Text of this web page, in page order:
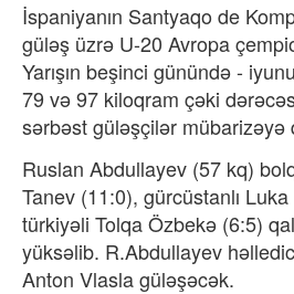
İspaniyanın Santyaqo de
güləş üzrə U-20 Avropa
Yarışın beşinci günündə -
79 və 97 kiloqram çəki
sərbəst güləşçilər mübarizəyə
Ruslan Abdullayev (57 kq)
Tanev (11:0), gürcüstanlı
türkiyəli Tolqa Özbekə (6:5)
yüksəlib. R.Abdullayev
Anton Vlasla güləşəcək.